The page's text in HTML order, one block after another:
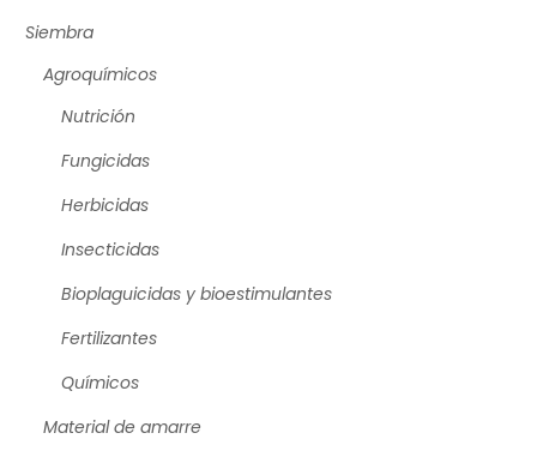
Siembra
Agroquímicos
Nutrición
Fungicidas
Herbicidas
Insecticidas
Bioplaguicidas y bioestimulantes
Fertilizantes
Químicos
Material de amarre